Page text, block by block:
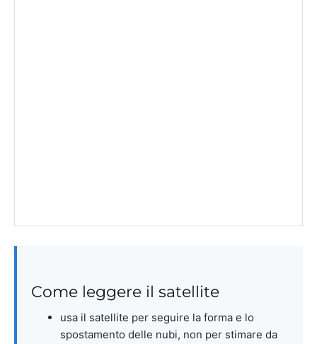
Come leggere il satellite
usa il satellite per seguire la forma e lo
spostamento delle nubi, non per stimare da